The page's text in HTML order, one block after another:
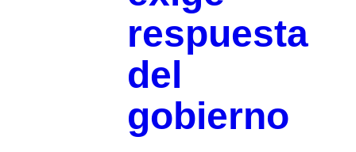
respuesta
del
gobierno